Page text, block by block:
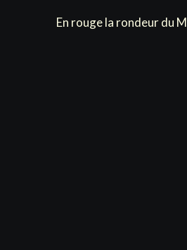
En rouge la rondeur du